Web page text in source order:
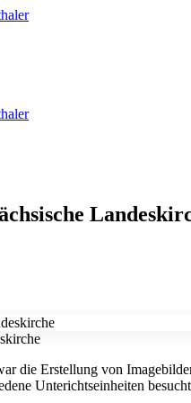
die Erstellung von
Unterichtseinheiten